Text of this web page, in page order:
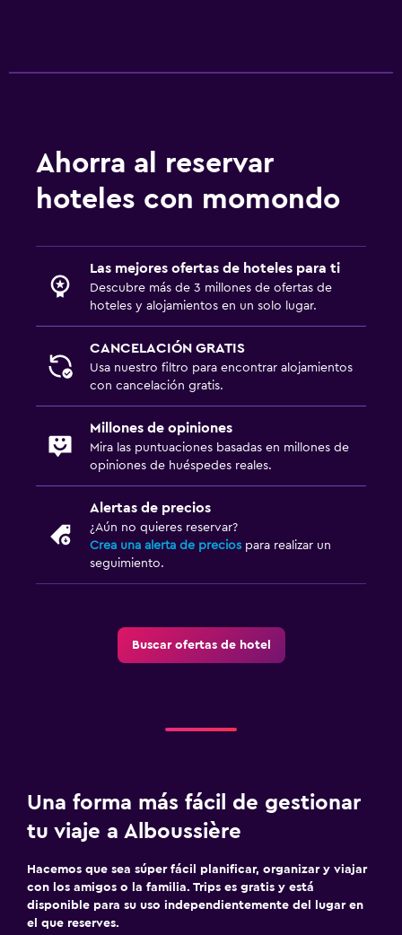
Ahorra al reservar
hoteles con momondo
Las mejores ofertas de hoteles para ti
Descubre más de 3 millones de ofertas de
hoteles y alojamientos en un solo lugar.
CANCELACIÓN GRATIS
Usa nuestro filtro para encontrar alojamientos
con cancelación gratis.
Millones de opiniones
Mira las puntuaciones basadas en millones de
opiniones de huéspedes reales.
Alertas de precios
¿Aún no quieres reservar?
Crea una alerta de precios para realizar un
seguimiento.
Buscar ofertas de hotel
Una forma más fácil de gestionar
tu viaje a Alboussière
Hacemos que sea súper fácil planificar, organizar y viajar
con los amigos o la familia. Trips es gratis y está
disponible para su uso independientemente del lugar en
el que reserves.